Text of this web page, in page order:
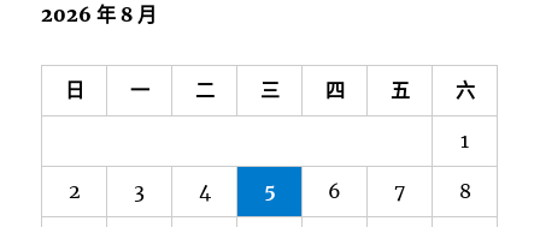
2026 年 8 月
日 一 二 三 四 五 六
1
2 3 4 5 6 7 8